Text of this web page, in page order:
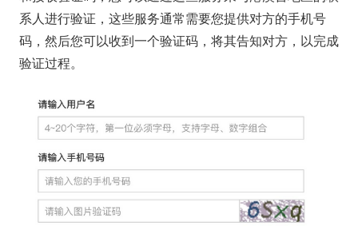
系人进行验证，这些服务通常需要您提供对方的手机号
码，然后您可以收到一个验证码，将其告知对方，以完成
验证过程。